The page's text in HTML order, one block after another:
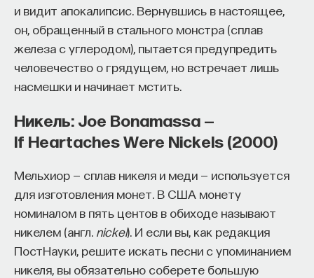
и видит апокалипсис. Вернувшись в настоящее,
он, обращенный в стального монстра (сплав
железа с углеродом), пытается предупредить
человечество о грядущем, но встречает лишь
насмешки и начинает мстить.
Никель: Joe Bonamassa —
If Heartaches Were Nickels (2000)
Мельхиор — сплав никеля и меди — используется
для изготовления монет. В США монету
номиналом в пять центов в обиходе называют
никелем (англ. nickel). И если вы, как редакция
ПостНауки, решите искать песни с упоминанием
никеля, вы обязательно соберете большую